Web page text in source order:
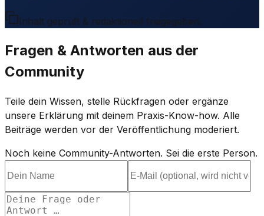
Inhalt geprüft & redaktionell freigegeben.
Fragen & Antworten aus der
Community
Teile dein Wissen, stelle Rückfragen oder ergänze
unsere Erklärung mit deinem Praxis-Know-how. Alle
Beiträge werden vor der Veröffentlichung moderiert.
Noch keine Community-Antworten. Sei die erste Person.